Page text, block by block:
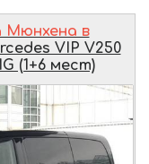
Мюнхена в
VIP V250
(1+6 мест)